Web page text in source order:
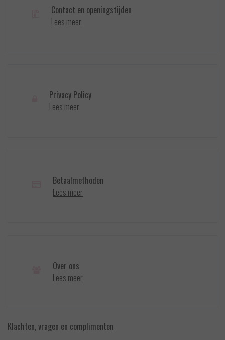
Contact en openingstijden
Lees meer
Privacy Policy
Lees meer
Betaalmethoden
Lees meer
Over ons
Lees meer
Klachten, vragen en complimenten